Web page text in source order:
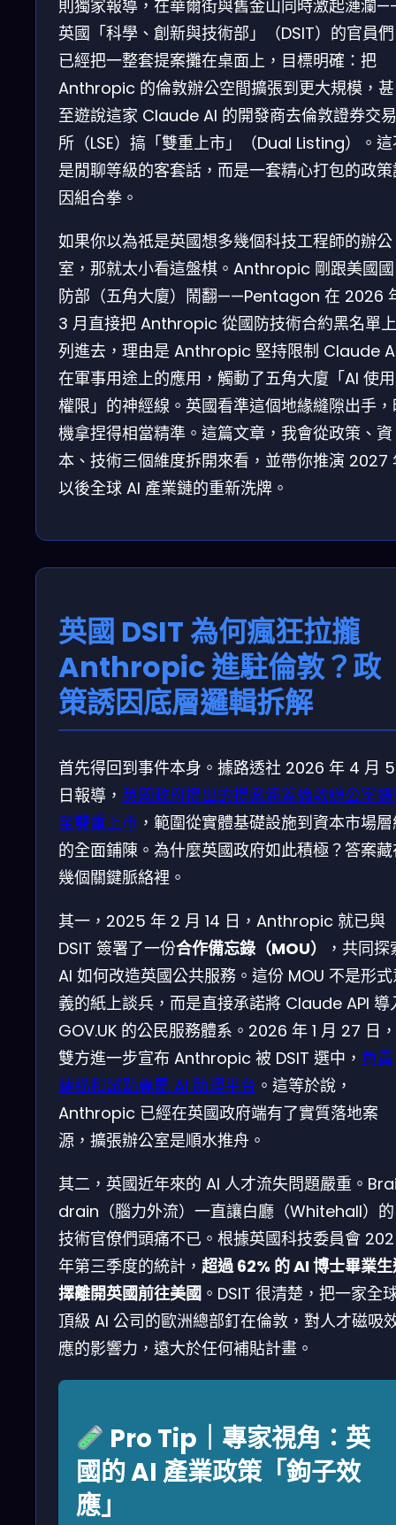
則獨家報導，在華爾街與舊金山同時激起漣瀾
英國「科學、創新與技術部」（DSIT）的官員們
已經把一整套提案攤在桌面上，目標明確：把
Anthropic 的倫敦辦公空間擴張到更大規模，甚
至遊說這家 Claude AI 的開發商去倫敦證券交易
所（LSE）搞「雙重上市」（Dual Listing）。
是閒聊等級的客套話，而是一套精心打包的政
因組合拳。
如果你以為祇是英國想多幾個科技工程師的辦公
室，那就太小看這盤棋。Anthropic 剛跟美國國
防部（五角大廈）鬧翻——Pentagon 在 2026
3 月直接把 Anthropic 從國防技術合約黑名單上
列進去，理由是 Anthropic 堅持限制 Claude
在軍事用途上的應用，觸動了五角大廈「AI 使用
權限」的神經線。英國看準這個地緣縫隙出手
機拿捏得相當精準。這篇文章，我會從政策、資
本、技術三個維度拆開來看，並帶你推演 2027
以後全球 AI 產業鏈的重新洗牌。
英國 DSIT 為何瘋狂拉攏
Anthropic 進駐倫敦？政
策誘因底層邏輯拆解
首先得回到事件本身。據路透社 2026 年 4 月 5
日報導， 英國政府提出的提案涵蓋倫敦辦公室
至雙重上市 ，範圍從實體基礎設施到資本市場
的全面鋪陳。為什麼英國政府如此積極？答案
幾個關鍵脈絡裡。
其一，2025 年 2 月 14 日，Anthropic 就已與
DSIT 簽署了一份合作備忘錄（MOU）
，共同探
AI 如何改造英國公共服務。這份 MOU 不是形
義的紙上談兵，而是直接承諾將 Claude API 導
GOV.UK 的公民服務體系。2026 年 1 月 27 日，
雙方進一步宣布 Anthropic 被 DSIT 選中， 負責
建構和試點專屬 AI 助理平台 。這等於說，
Anthropic 已經在英國政府端有了實質落地案
源，擴張辦公室是順水推舟。
其二，英國近年來的 AI 人才流失問題嚴重。
drain（腦力外流）一直讓白廳（Whitehall）的
技術官僚們頭痛不已。根據英國科技委員會
年第三季度的統計， 超過 62% 的 AI 博士畢業
擇離開英國前往美國 。DSIT 很清楚，把一家全
頂級 AI 公司的歐洲總部釘在倫敦，對人才磁吸
應的影響力，遠大於任何補貼計畫。
Pro Tip｜專家視角：英
國的 AI 產業政策「鉤子效
應」